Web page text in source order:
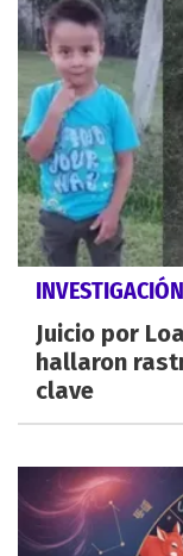
INVESTIGACIÓN
Juicio por
hallaron
clave